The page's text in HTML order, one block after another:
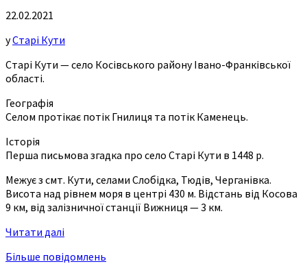
22.02.2021
уСтарі Кути
Старі Кути — село Косівського району Івано-Франківської
області.
Географія
Селом протікає потік Гнилиця та потік Каменець.
Історія
Перша письмова згадка про село Старі Кути в 1448 р.
Межує з смт. Кути, селами Слобідка, Тюдів, Черганівка.
Висота над рівнем моря в центрі 430 м. Відстань від Косова
9 км, від залізничної станції Вижниця — 3 км.
Читати далі
Більше повідомлень